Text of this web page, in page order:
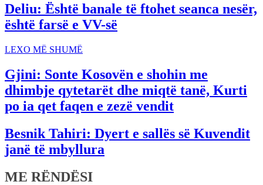
Deliu: Është banale të ftohet seanca nesër,
është farsë e VV-së
LEXO MË SHUMË
Gjini: Sonte Kosovën e shohin me
dhimbje qytetarët dhe miqtë tanë, Kurti
po ia qet faqen e zezë vendit
Besnik Tahiri: Dyert e sallës së Kuvendit
janë të mbyllura
ME RËNDËSI